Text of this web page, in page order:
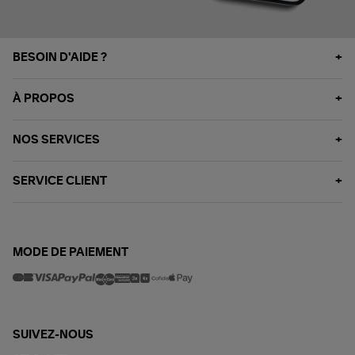
BESOIN D'AIDE ?
À PROPOS
NOS SERVICES
SERVICE CLIENT
MODE DE PAIEMENT
SUIVEZ-NOUS